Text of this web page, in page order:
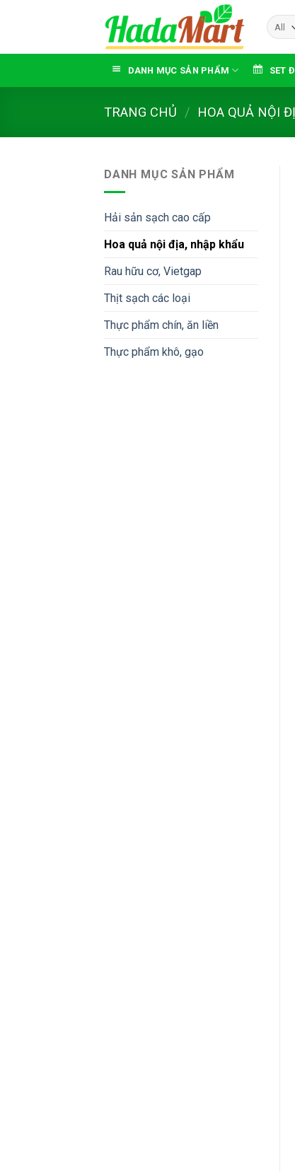
DANH MỤC SẢN PHẨM SET
TRANG CHỦ / HOA QUẢ NỘI
DANH MỤC SẢN PHẨM
Hải sản sạch cao cấp
Hoa quả nội địa, nhập khẩu
Rau hữu cơ, Vietgap
Thịt sạch các loại
Thực phẩm chín, ăn liền
Thực phẩm khô, gạo